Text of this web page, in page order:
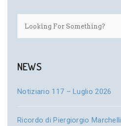
NEWS
Notiziario 117 – Luglio 2026
Ricordo di Piergiorgio Marchelli